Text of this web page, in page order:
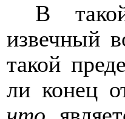
В
извечный
такой
ли конец